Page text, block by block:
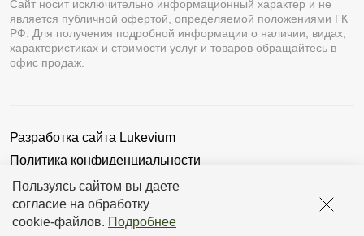
Пользуясь сайтом вы даете
согласие на обработку
cookie-файлов. Подробнее
Сайт носит исключительно информационный характер и не
является публичной офертой, определяемой положениями ГК
РФ. Для получения подробной информации о наличии, видах,
характеристиках и стоимости услуг и товаров обращайтесь в
офис продаж.
Разработка сайта Lukevium
Политика конфиденциальности
Пользовательское соглашение